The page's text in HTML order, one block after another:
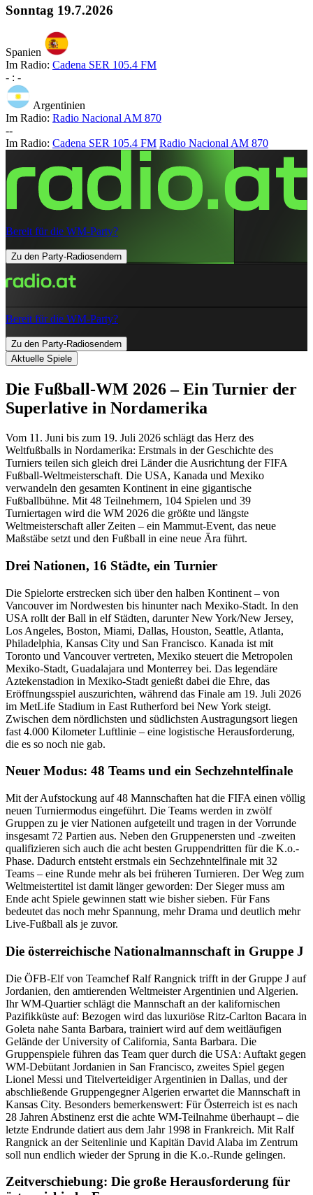
Sonntag 19.7.2026
Spanien
Im Radio: Cadena SER 105.4 FM
- : -
Argentinien
Im Radio: Radio Nacional AM 870
--
Im Radio: Cadena SER 105.4 FM Radio Nacional AM 870
Bereit für die WM-Party?
Zu den Party-Radiosendern
Bereit für die WM-Party?
Zu den Party-Radiosendern
Aktuelle Spiele
Die Fußball-WM 2026 – Ein Turnier der
Superlative in Nordamerika
Vom 11. Juni bis zum 19. Juli 2026 schlägt das Herz des
Weltfußballs in Nordamerika: Erstmals in der Geschichte des
Turniers teilen sich gleich drei Länder die Ausrichtung der FIFA
Fußball-Weltmeisterschaft. Die USA, Kanada und Mexiko
verwandeln den gesamten Kontinent in eine gigantische
Fußballbühne. Mit 48 Teilnehmern, 104 Spielen und 39
Turniertagen wird die WM 2026 die größte und längste
Weltmeisterschaft aller Zeiten – ein Mammut-Event, das neue
Maßstäbe setzt und den Fußball in eine neue Ära führt.
Drei Nationen, 16 Städte, ein Turnier
Die Spielorte erstrecken sich über den halben Kontinent – von
Vancouver im Nordwesten bis hinunter nach Mexiko-Stadt. In den
USA rollt der Ball in elf Städten, darunter New York/New Jersey,
Los Angeles, Boston, Miami, Dallas, Houston, Seattle, Atlanta,
Philadelphia, Kansas City und San Francisco. Kanada ist mit
Toronto und Vancouver vertreten, Mexiko steuert die Metropolen
Mexiko-Stadt, Guadalajara und Monterrey bei. Das legendäre
Aztekenstadion in Mexiko-Stadt genießt dabei die Ehre, das
Eröffnungsspiel auszurichten, während das Finale am 19. Juli 2026
im MetLife Stadium in East Rutherford bei New York steigt.
Zwischen dem nördlichsten und südlichsten Austragungsort liegen
fast 4.000 Kilometer Luftlinie – eine logistische Herausforderung,
die es so noch nie gab.
Neuer Modus: 48 Teams und ein Sechzehntelfinale
Mit der Aufstockung auf 48 Mannschaften hat die FIFA einen völlig
neuen Turniermodus eingeführt. Die Teams werden in zwölf
Gruppen zu je vier Nationen aufgeteilt und tragen in der Vorrunde
insgesamt 72 Partien aus. Neben den Gruppenersten und -zweiten
qualifizieren sich auch die acht besten Gruppendritten für die K.o.-
Phase. Dadurch entsteht erstmals ein Sechzehntelfinale mit 32
Teams – eine Runde mehr als bei früheren Turnieren. Der Weg zum
Weltmeistertitel ist damit länger geworden: Der Sieger muss am
Ende acht Spiele gewinnen statt wie bisher sieben. Für Fans
bedeutet das noch mehr Spannung, mehr Drama und deutlich mehr
Live-Fußball als je zuvor.
Die österreichische Nationalmannschaft in Gruppe J
Die ÖFB-Elf von Teamchef Ralf Rangnick trifft in der Gruppe J auf
Jordanien, den amtierenden Weltmeister Argentinien und Algerien.
Ihr WM-Quartier schlägt die Mannschaft an der kalifornischen
Pazifikküste auf: Bezogen wird das luxuriöse Ritz-Carlton Bacara in
Goleta nahe Santa Barbara, trainiert wird auf dem weitläufigen
Gelände der University of California, Santa Barbara. Die
Gruppenspiele führen das Team quer durch die USA: Auftakt gegen
WM-Debütant Jordanien in San Francisco, zweites Spiel gegen
Lionel Messi und Titelverteidiger Argentinien in Dallas, und der
abschließende Gruppengegner Algerien erwartet die Mannschaft in
Kansas City. Besonders bemerkenswert: Für Österreich ist es nach
28 Jahren Abstinenz erst die achte WM-Teilnahme überhaupt – die
letzte Endrunde datiert aus dem Jahr 1998 in Frankreich. Mit Ralf
Rangnick an der Seitenlinie und Kapitän David Alaba im Zentrum
soll nun endlich wieder der Sprung in die K.o.-Runde gelingen.
Zeitverschiebung: Die große Herausforderung für